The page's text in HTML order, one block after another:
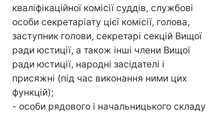
кваліфікаційної комісії суддів, службові
особи секретаріату цієї комісії, голова,
заступник голови, секретарі секцій Вищої
ради юстиції, а також інші члени Вищої
ради юстиції, народні засідателі і
присяжні (під час виконання ними цих
функцій);
- особи рядового і начальницького складу